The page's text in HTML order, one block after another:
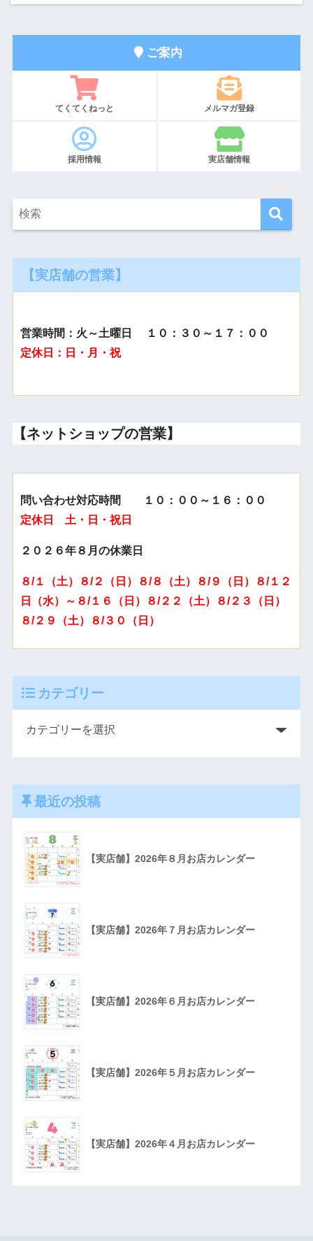
ご案内
てくてくねっと メルマガ登録
採用情報 実店舗情報
【実店舗の営業】
営業時間：火～土曜日 １０：３０～１７：００
定休日：日・月・祝
【ネットショップの営業】
問い合わせ対応時間 １０：００～１６：００
定休日 土・日・祝日
２０２６年８月の休業日
８/１（土）８/２（日）８/８（土）８/９（日）８/１２
日（水）～８/１６（日）８/２２（土）８/２３（日）
８/２９（土）８/３０（日）
カテゴリー
最近の投稿
【実店舗】2026年８月お店カレンダー
【実店舗】2026年７月お店カレンダー
【実店舗】2026年６月お店カレンダー
【実店舗】2026年５月お店カレンダー
【実店舗】2026年４月お店カレンダー